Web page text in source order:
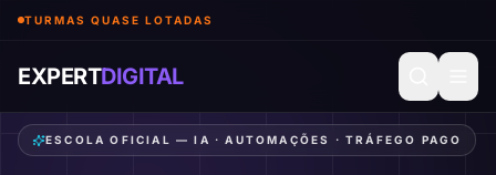
TURMAS QUASE LOTADAS
EXPERTDIGITAL
ESCOLA OFICIAL — IA · AUTOMAÇÕES · TRÁFEGO PAGO